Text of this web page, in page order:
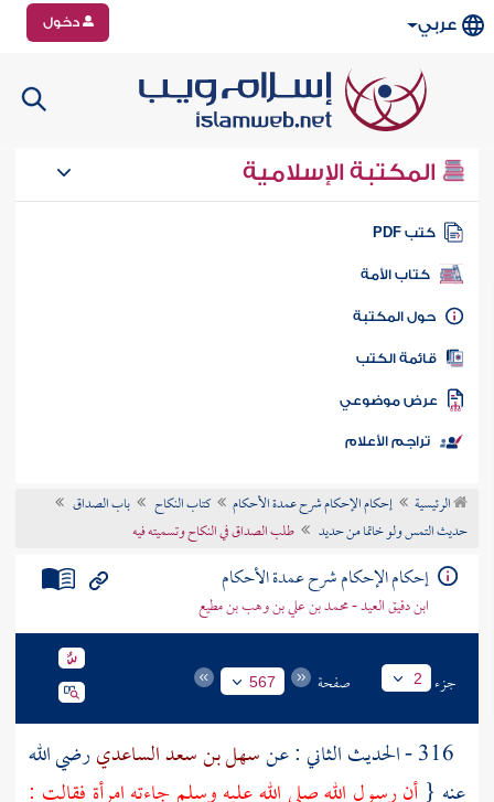
عربي دخول
المكتبة الإسلامية
كتب PDF
كتاب الأمة
المكتبة
الكتب
موضوعي
تراجم الأعلام
الرئيسية إحكام الإحكام شرح عمدة الأحكام كتاب النكاح
باب الصداق
حديث التمس ولو خاتما من حديد
طلب الصداق في النكاح وتسميته فيه
إحكام الإحكام شرح عمدة الأحكام
ابن دقيق العيد - محمد بن علي بن وهب بن مطيع
جزء 2 صفحة 567
سهل بن سعد الساعديرضي الله